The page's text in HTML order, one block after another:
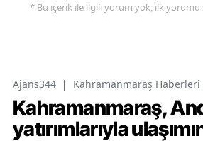
* Bu içerik ile ilgili yorum yok, ilk yorumu
Ajans344 | Kahramanmaraş Haberleri
Kahramanmaraş,
yatırımlarıyla